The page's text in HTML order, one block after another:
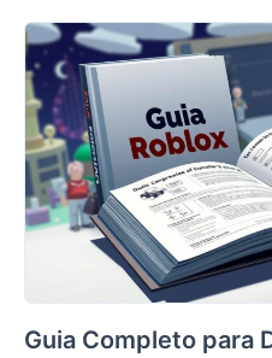
Guia Completo para